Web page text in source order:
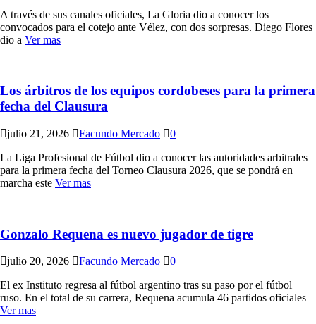
A través de sus canales oficiales, La Gloria dio a conocer los
convocados para el cotejo ante Vélez, con dos sorpresas. Diego Flores
dio a Ver mas
Los árbitros de los equipos cordobeses para la primera
fecha del Clausura
julio 21, 2026 Facundo Mercado
0
La Liga Profesional de Fútbol dio a conocer las autoridades arbitrales
para la primera fecha del Torneo Clausura 2026, que se pondrá en
marcha este Ver mas
Gonzalo Requena es nuevo jugador de tigre
julio 20, 2026 Facundo Mercado
0
El ex Instituto regresa al fútbol argentino tras su paso por el fútbol
ruso. En el total de su carrera, Requena acumula 46 partidos oficiales
Ver mas